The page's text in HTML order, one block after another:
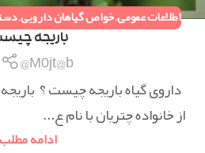
اطلاعات عمومی,خواص گیاهان دارویی,
باریجه
M0jt@b@
داروی گیاه باریجه چیست ؟
از خانواده چتریان با نام ع...
ادامه مطلب